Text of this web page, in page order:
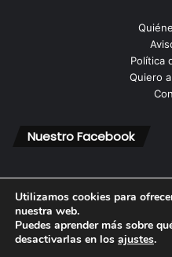
Política
Quiero
Nuestro Facebook
© Copyright 2026,
Utilizamos cookies para
nuestra web.
Puedes aprender más sobre
desactivarlas en los ajustes.